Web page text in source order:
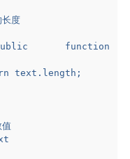
长度
text.length;
值